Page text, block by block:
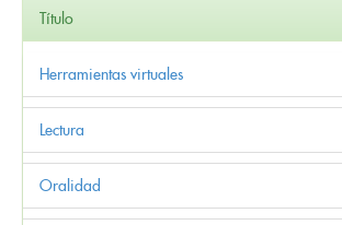
Título
Herramientas virtuales
Lectura
Oralidad